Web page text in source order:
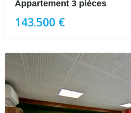
Appartement 3 pièces
143.500 €